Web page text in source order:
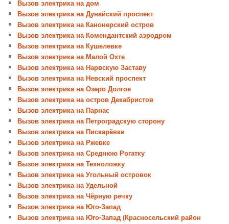
Вызов электрика на дом
Вызов электрика на Дунайский проспект
Вызов электрика на Канонерский остров
Вызов электрика на Комендантский аэродром
Вызов электрика на Кушелевке
Вызов электрика на Малой Охте
Вызов электрика на Нарвскую Заставу
Вызов электрика на Невский проспект
Вызов электрика на Озеро Долгое
Вызов электрика на остров Декабристов
Вызов электрика на Парнас
Вызов электрика на Петроградскую сторону
Вызов электрика на Пискарёвке
Вызов электрика на Ржевке
Вызов электрика на Среднюю Рогатку
Вызов электрика на Техноложку
Вызов электрика на Угольный островок
Вызов электрика на Удельной
Вызов электрика на Чёрную речку
Вызов электрика на Юго-Запад
Вызов электрика на Юго-Запад (Красносельский район